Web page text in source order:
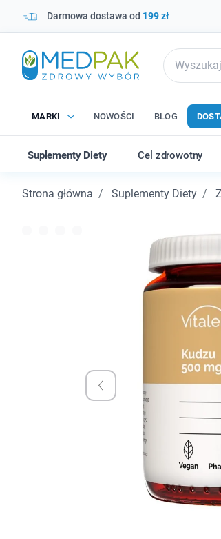
Darmowa dostawa od 199 zł
MARKI NOWOŚCI BLOG
Suplementy Diety Cel zdrowotny
Strona główna Suplementy Diety